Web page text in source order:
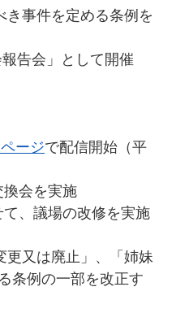
事件を定める条例を
告会」として開催
ージで配信開始（平
会を実施
、議場の改修を実施
更又は廃止」、「姉妹
条例の一部を改正す